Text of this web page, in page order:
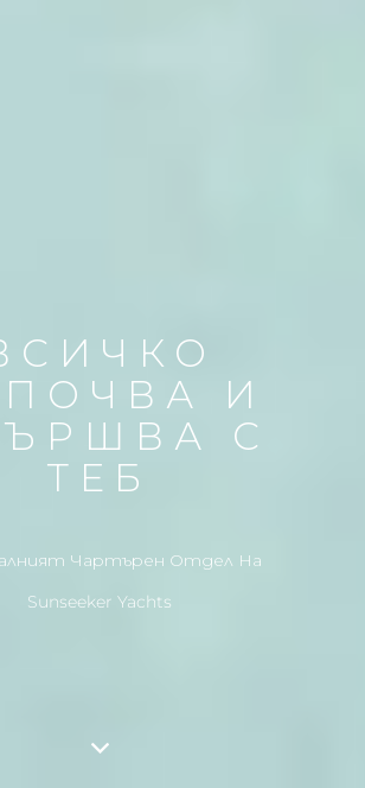
И
С
ТЕБ
Чартърен Отдел На
Sunseeker Yachts